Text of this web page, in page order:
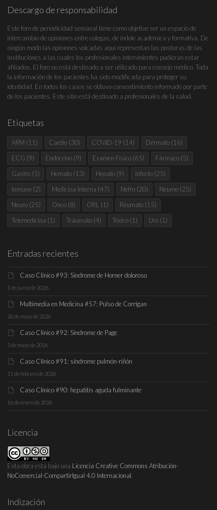
Descargo de responsabilidad
Este foro de periodicidad semanal tiene como objetivo ser un espacio de
intercambio de opiniones entre colegas, de índole académica y formativa. De
ningún modo las opiniones volcadas aquí representan las posturas de las
instituciones a las cuales los profesionales intervinientes pudieran estar
afiliados. El foro no está destinado a ser utilizado para consejo médico. Toda
la información de los pacientes ha sido modificada para proteger su
identidad. En todos los casos se obtuvo consentimiento informado por parte
de los pacientes. Este sitio está destinado a profesionales de la salud.
Etiquetas
ARM (11) Cardio (30) COVID-19 (14) Dérmato (16)
ECG (9) Endócrino (9) Examen Físico (65) Fármaco (5)
Gastro (5) Hemato (13) Hepato (9) Infecto (25)
Inmuno (2) Medicina Interna (47) Nefro (20) Neumo (25)
Neuro (25) Onco (8) ORL (1) Réumato (15)
Telemedicina (1) Tráumato (4) Tóxico (1) Uro (1)
Entradas recientes
Caso Clínico #93: Síndrome de Horner doloroso
1 de junio de 2026
Multimedia en Medicina #57: Pulso de Corrigan
26 de mayo de 2026
Caso Clínico #92: Síndrome de Page
3 de mayo de 2026
Caso Clínico #91: síndrome pulmón-riñón
11 de febrero de 2026
Caso Clínico #90: hepatitis aguda fulminante
16 de enero de 2026
Licencia
Esta obra está bajo una Licencia Creative Commons Atribución-
NoComercial-CompartirIgual 4.0 Internacional
Indización